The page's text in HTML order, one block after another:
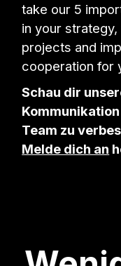
take our 5
in your
projects and
cooperation for
Schau dir
Team zu
Melde dich an